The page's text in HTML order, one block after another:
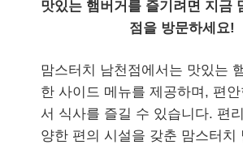
맛있는 햄버거를 즐기려면 지금
점을 방문하세요!
맘스터치 남천점에서는 맛있는
한 사이드 메뉴를 제공하며, 편안
서 식사를 즐길 수 있습니다. 편
양한 편의 시설을 갖춘 맘스터치